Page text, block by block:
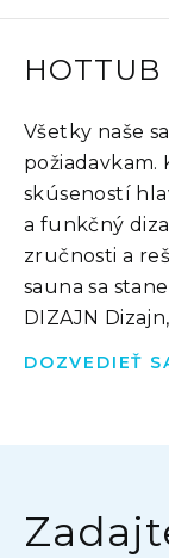
Všetky naše
skúseností
a funkčný
zručnosti a
sauna sa
DIZAJN
DOZVEDIEŤ